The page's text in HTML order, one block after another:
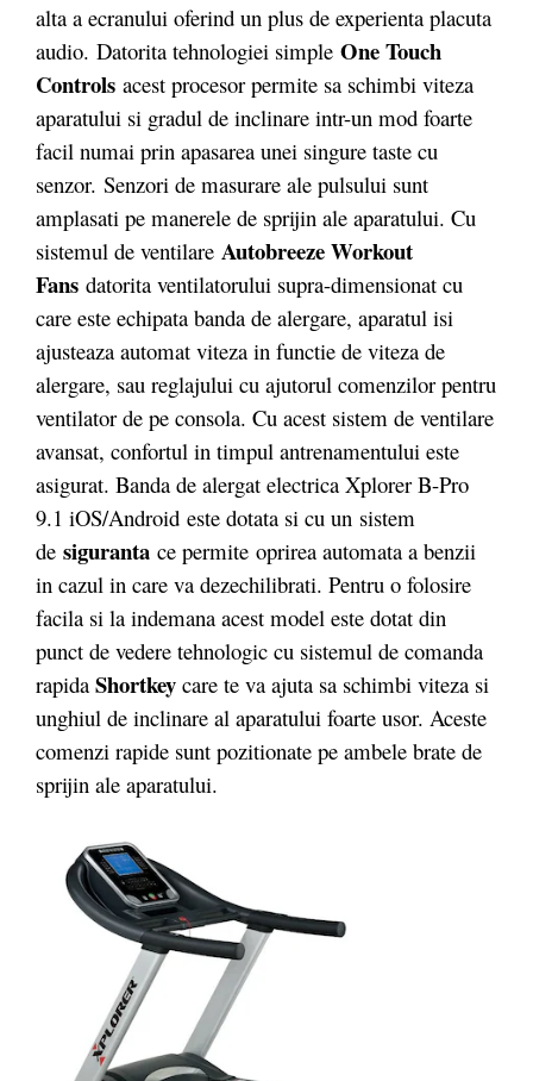
alta a ecranului oferind un plus de experienta placuta
audio. Datorita tehnologiei simple One Touch
Controls acest procesor permite sa schimbi viteza
aparatului si gradul de inclinare intr-un mod foarte
facil numai prin apasarea unei singure taste cu
senzor. Senzori de masurare ale pulsului sunt
amplasati pe manerele de sprijin ale aparatului. Cu
sistemul de ventilare Autobreeze Workout
Fans datorita ventilatorului supra-dimensionat cu
care este echipata banda de alergare, aparatul isi
ajusteaza automat viteza in functie de viteza de
alergare, sau reglajului cu ajutorul comenzilor pentru
ventilator de pe consola. Cu acest sistem de ventilare
avansat, confortul in timpul antrenamentului este
asigurat. Banda de alergat electrica Xplorer B-Pro
9.1 iOS/Android este dotata si cu un sistem
de siguranta ce permite oprirea automata a benzii
in cazul in care va dezechilibrati. Pentru o folosire
facila si la indemana acest model este dotat din
punct de vedere tehnologic cu sistemul de comanda
rapida Shortkey care te va ajuta sa schimbi viteza si
unghiul de inclinare al aparatului foarte usor. Aceste
comenzi rapide sunt pozitionate pe ambele brate de
sprijin ale aparatului.